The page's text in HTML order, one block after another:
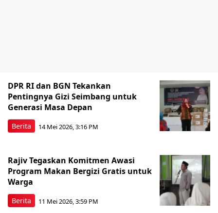
Berita
DPR RI dan BGN Tekankan
Pentingnya Gizi Seimbang untuk
Generasi Masa Depan
14 Mei 2026, 3:16 PM
Berita
Rajiv Tegaskan Komitmen Awasi
Program Makan Bergizi Gratis untuk
Warga
11 Mei 2026, 3:59 PM